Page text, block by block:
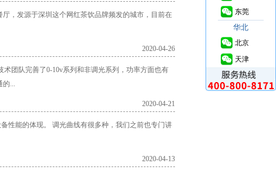
厅，发源于深圳这个网红茶饮品牌频发的城市，目前在
2020-04-26
团队完善了0-10v系列和非调光系列，功率方面也有
的...
2020-04-21
性能的体现。 调光曲线有很多种，我们之前也专门讲
2020-04-13
东莞
华北
北京
天津